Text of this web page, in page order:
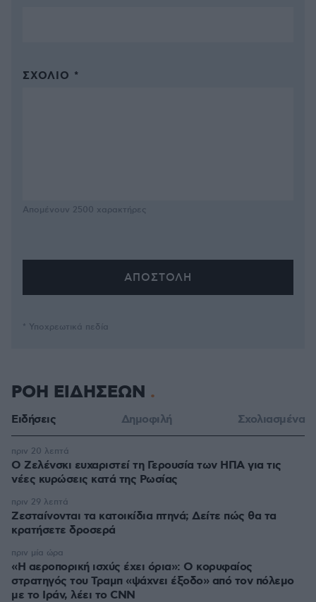
ΣΧΌΛΙΟ *
Απομένουν 2500 χαρακτήρες
* Υποχρεωτικά πεδία
ΡΟΗ ΕΙΔΗΣΕΩΝ
Ειδήσεις Δημοφιλή Σχολιασμένα
Ο Ζελένσκι ευχαριστεί τη Γερουσία των ΗΠΑ για τις
νέες κυρώσεις κατά της Ρωσίας
πριν 20 λεπτά
Ζεσταίνονται τα κατοικίδια πτηνά; Δείτε πώς θα τα
κρατήσετε δροσερά
πριν 29 λεπτά
«Η αεροπορική ισχύς έχει όρια»: Ο κορυφαίος
στρατηγός του Τραμπ «ψάχνει έξοδο» από τον πόλεμο
με το Ιράν, λέει το CNN
πριν μία ώρα